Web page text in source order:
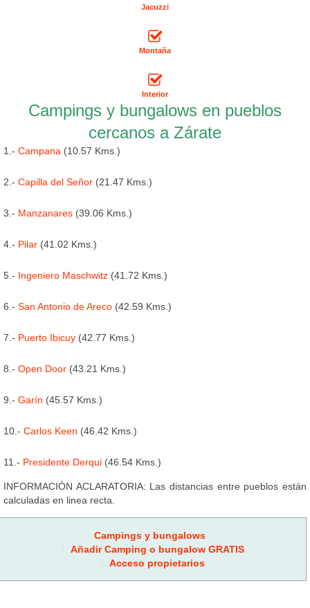
Jacuzzi
Montaña
Interior
Campings y bungalows en pueblos
cercanos a Zárate
1.- Campana (10.57 Kms.)
2.- Capilla del Señor (21.47 Kms.)
3.- Manzanares (39.06 Kms.)
4.- Pilar (41.02 Kms.)
5.- Ingeniero Maschwitz (41.72 Kms.)
6.- San Antonio de Areco (42.59 Kms.)
7.- Puerto Ibicuy (42.77 Kms.)
8.- Open Door (43.21 Kms.)
9.- Garín (45.57 Kms.)
10.- Carlos Keen (46.42 Kms.)
11.- Presidente Derqui (46.54 Kms.)
INFORMACIÓN ACLARATORIA: Las distancias entre pueblos están
calculadas en linea recta.
Campings y bungalows
Añadir Camping o bungalow GRATIS
Acceso propietarios